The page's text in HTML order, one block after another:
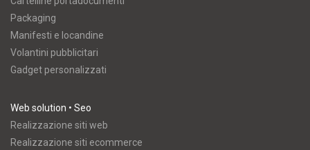
Packaging
Manifesti e locandine
Volantini pubblicitari
Gadget personalizzati
Web solution • Seo
Realizzazione siti web
Realizzazione siti ecommerce